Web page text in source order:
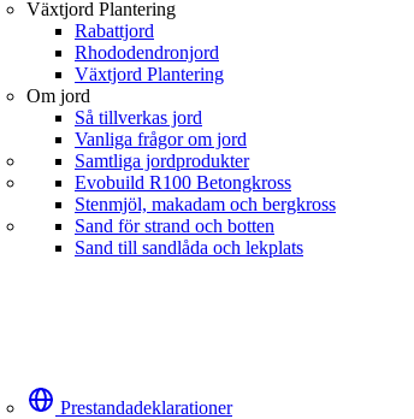
Växtjord Plantering
Rabattjord
Rhododendronjord
Växtjord Plantering
Om jord
Så tillverkas jord
Vanliga frågor om jord
Samtliga jordprodukter
Evobuild R100 Betongkross
Stenmjöl, makadam och bergkross
Sand för strand och botten
Sand till sandlåda och lekplats
Prestandadeklarationer